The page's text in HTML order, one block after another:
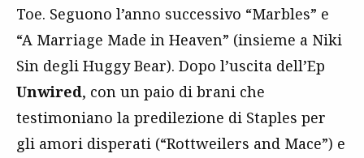
Toe. Seguono l’anno successivo “Marbles” e
“A Marriage Made in Heaven” (insieme a Niki
Sin degli Huggy Bear). Dopo l’uscita dell’Ep
Unwired, con un paio di brani che
testimoniano la predilezione di Staples per
gli amori disperati (“Rottweilers and Mace”) e